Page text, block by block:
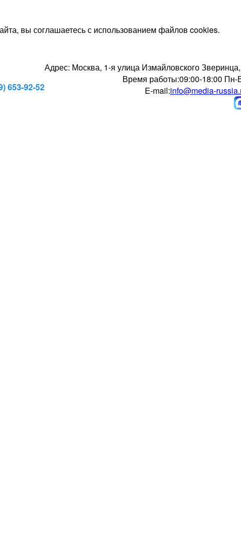
вы соглашаетесь с использованием файлов cookies.
653-92-52
Адрес: Москва, 1-я улица Измайловского
Время работы:09:00-18:00 Пн-
E-mail:info@media-